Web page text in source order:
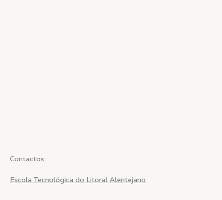
Contactos
Escola Tecnológica do Litoral Alentejano